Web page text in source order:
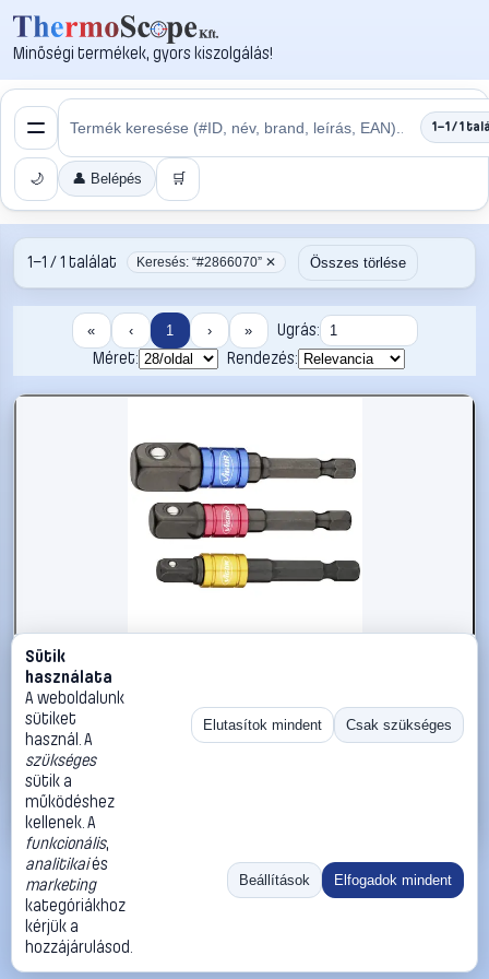
Minőségi termékek, gyors kiszolgálás!
1–1 / 1
🌙 👤 Belépés 🛒
1–1 / 1 találat Keresés: “#2866070” ✕ Összes törlése
« ‹ 1 › »
Ugrás:
Méret:
Rendezés:
#2866070
Vigor V7603/3 Dugókulcs adapter készlet 6.3 mm 1/4 coll
Meghajtás (csavarhúzó) 1/4 (6,3 mm) 1 készlet
Vigor Dugókulcs tartozékok
5 990 Ft
Kosárba
«
Ugrás:
Méret:
Rendezés:
©2026
ThermoScope
ÁSZF
Cégbemutató
Sütik
használata
A weboldalunk
sütiket
használ. A
szükséges
sütik a
működéshez
kellenek. A
funkcionális,
analitikaiés
marketing
kategóriákhoz
kérjük a
hozzájárulásod.
Elutasítok mindent Csak szükséges
Beállítások Elfogadok mindent